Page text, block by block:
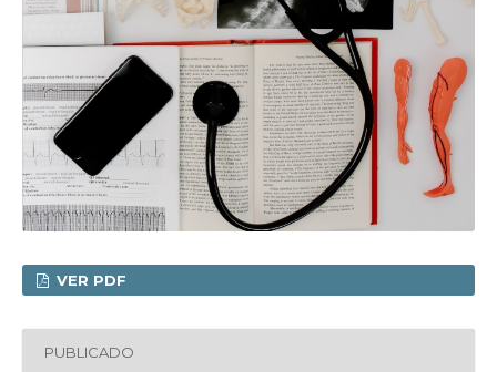
VER PDF
PUBLICADO